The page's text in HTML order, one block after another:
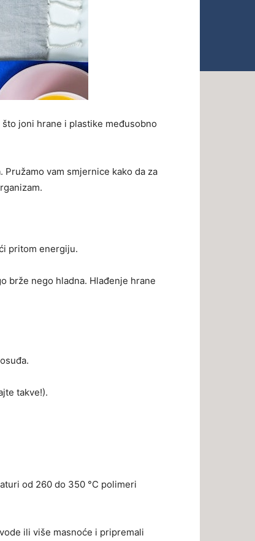
joni hrane i plastike međusobno
vam smjernice kako da za
pritom energiju.
brže nego hladna. Hlađenje hrane
takve!).
od 260 do 350 °C polimeri
ili više masnoće i pripremali